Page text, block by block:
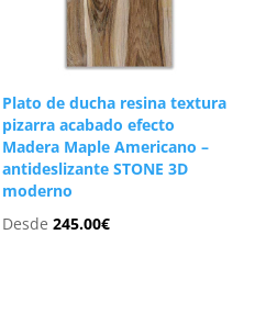
Plato de ducha resina textura
pizarra acabado efecto
Madera Maple Americano –
antideslizante STONE 3D
moderno
Desde245.00€